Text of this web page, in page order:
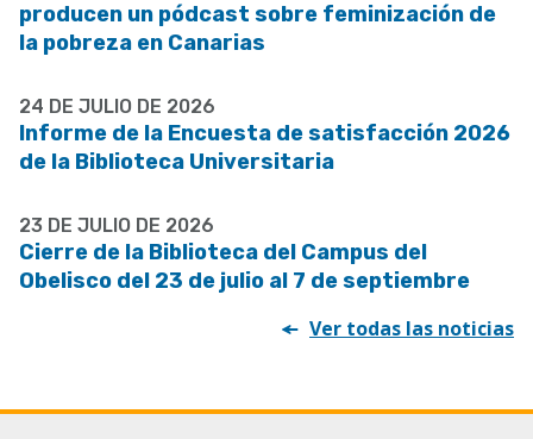
producen un pódcast sobre feminización de
la pobreza en Canarias
24 DE JULIO DE 2026
Informe de la Encuesta de satisfacción 2026
de la Biblioteca Universitaria
23 DE JULIO DE 2026
Cierre de la Biblioteca del Campus del
Obelisco del 23 de julio al 7 de septiembre
Ver todas las noticias